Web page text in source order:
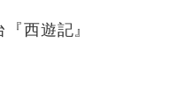
西遊記』